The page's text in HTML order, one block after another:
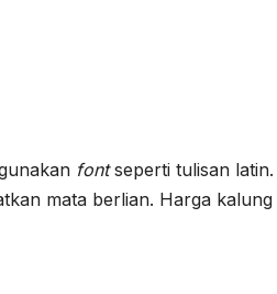
fontseperti tulisan latin.
mata berlian. Harga kalung